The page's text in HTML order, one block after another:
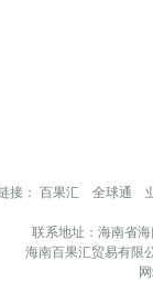
接： 百果汇 全球通
联系地址：海南省
海南百果汇贸易有限